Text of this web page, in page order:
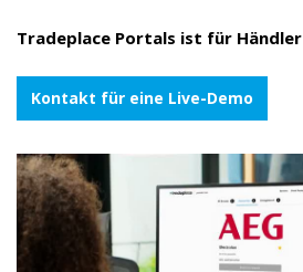
Tradeplace Portals ist für
Kontakt für eine Live-Demo